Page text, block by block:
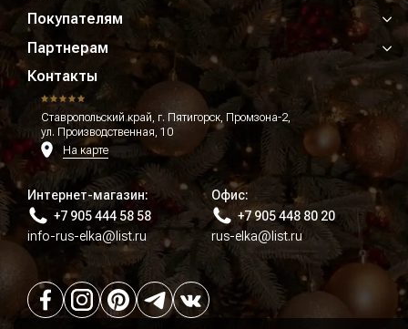
Покупателям
Партнерам
Контакты
Ставропольский край, г. Пятигорск, Промзона-2,
ул. Производственная, 10
На карте
Интернет-магазин:
+7 905 444 58 58
info-rus-elka@list.ru
Офис:
+7 905 448 80 20
rus-elka@list.ru